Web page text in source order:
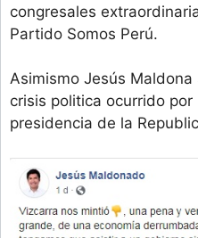
congresales
Partido Somos Perú.
Asimismo Jesús
crisis politica ocurrido por
presidencia de la